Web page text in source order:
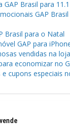
GAP Brasil para
GAP Brasil
Brasil para o Natal
GAP para
vendidas na
economizar no
cupons especiais